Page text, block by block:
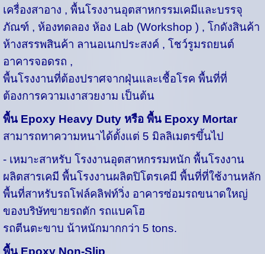
เครื่องสาอาง , พื้นโรงงานอุตสาหกรรมเคมีและบรรจุ
ภัณฑ์ , ห้องทดลอง ห้อง Lab (Workshop ) , โกดังสินค้า
ห้างสรรพสินค้า ลานอเนกประสงค์ , โชว์รูมรถยนต์
อาคารจอดรถ ,
พื้นโรงงานที่ต้องปราศจากฝุ่นและเชื้อโรค พื้นที่ที่
ต้องการความเงาสวยงาม เป็นต้น
พื้น Epoxy Heavy Duty หรือ พื้น Epoxy Mortar
สามารถทาความหนาได้ตั้งแต่ 5 มิลลิเมตรขึ้นไป
- เหมาะสาหรับ โรงงานอุตสาหกรรมหนัก พื้นโรงงาน
ผลิตสารเคมี พื้นโรงงานผลิตปิโตรเคมี พื้นที่ที่ใช้งานหลัก
พื้นที่สาหรับรถโฟล์คลิฟท์วิ่ง อาคารซ่อมรถขนาดใหญ่
ของบริษัทขายรถตัก รถแบคโฮ
รถตีนตะขาบ น้าหนักมากกว่า 5 tons.